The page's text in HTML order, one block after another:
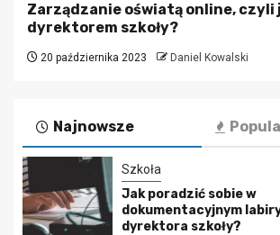
Zarządzanie oświatą online, czyli
dyrektorem szkoły?
20 października 2023 Daniel Kowalski
Najnowsze
Szkoła
Jak poradzić sobie w
dokumentacyjnym
dyrektora szkoły?